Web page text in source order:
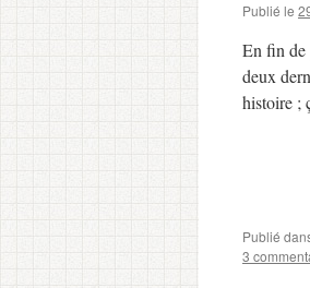
Publié le
En fin de
deux
histoire ;
Publié
3